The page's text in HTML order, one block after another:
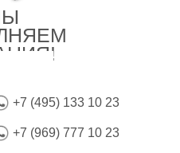
+7 (969) 777 10 23
+7 (495) 133 10 23